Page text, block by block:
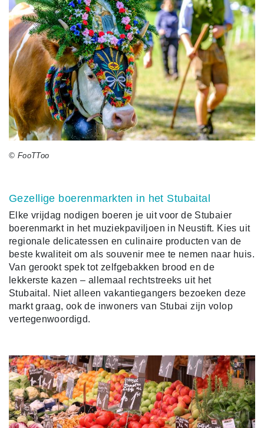
© FooTToo
Gezellige boerenmarkten in het Stubaital
Elke vrijdag nodigen boeren je uit voor de Stubaier
boerenmarkt in het muziekpaviljoen in Neustift. Kies uit
regionale delicatessen en culinaire producten van de
beste kwaliteit om als souvenir mee te nemen naar huis.
Van gerookt spek tot zelfgebakken brood en de
lekkerste kazen – allemaal rechtstreeks uit het
Stubaital. Niet alleen vakantiegangers bezoeken deze
markt graag, ook de inwoners van Stubai zijn volop
vertegenwoordigd.